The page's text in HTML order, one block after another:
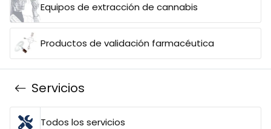
Equipos de extracción de cannabis
Productos de validación farmacéutica
Servicios
Todos los servicios